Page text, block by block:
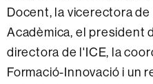
Docent, la vicerectora de
Acadèmica, el president
directora de l'ICE, la
Formació-Innovació i un